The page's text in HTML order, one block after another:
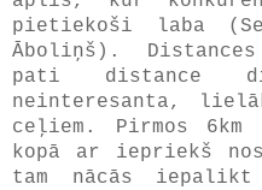
pietiekoši laba
Āboliņš).
pati distance
neinteresanta,
ceļiem. Pirmos 6km
kopā ar iepriekš
tam nācās